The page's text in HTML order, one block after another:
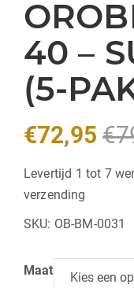
40 –
(5-
€72,95 €
Levertijd 1 tot 7
verzending
SKU: OB-BM-0031
Maat